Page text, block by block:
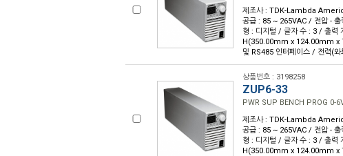
제조사 : TDK-Lambda
공급 : 85 ~ 265VAC / 전압 -
형 : 디지털 / 글자 수 : 3 / 출력
H(350.00mm x 124.00mm x
및 RS485 인터페이스 / 전력(
상품번호 : 3198258
ZUP6-33
PWR SUP BENCH PROG 0-
제조사 : TDK-Lambda
공급 : 85 ~ 265VAC / 전압 -
형 : 디지털 / 글자 수 : 3 / 출력
H(350.00mm x 124.00mm x